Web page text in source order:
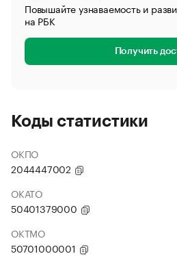
Повышайте узнаваемость и
на РБК
Получить
Коды статистики
ОКПО
2044447002
ОКАТО
50401379000
ОКТМО
50701000001